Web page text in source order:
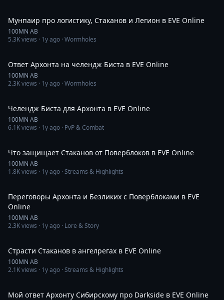
Мунпаир про логистику, Cтаканов и Легион в EVE Online
100MN AB
5.3Kviews · 1y ago · Wormholes
Ответ Архонта на челендж Биста в EVE Online
100MN AB
2.3Kviews · 1y ago · Wormholes
Челендж Биста для Архонта в EVE Online
100MN AB
6.1Kviews · 1y ago · PvP & Combat
Что защищает Стаканов от Поверблоков в EVE Online
100MN AB
1.8Kviews · 1y ago · Streams & Highlights
Переговоры Архонта и Безликих с Поверблоками в EVE
Online
100MN AB
2.3Kviews · 1y ago · Lore & Story
Страсти Стаканов в ангелрегах в EVE Online
100MN AB
2.1Kviews · 1y ago · Streams & Highlights
Мой ответ Архонту Сибирскому про Darkside в EVE Online